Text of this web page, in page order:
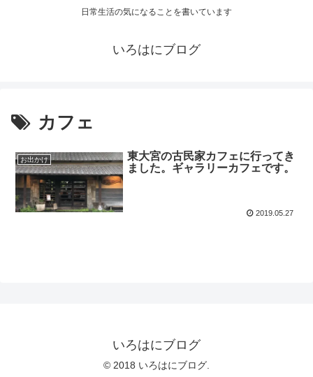
日常生活の気になることを書いています
いろはにブログ
カフェ
お出かけ
東大宮の古民家カフェに行ってき
ました。ギャラリーカフェです。
2019.05.27
いろはにブログ
© 2018 いろはにブログ.